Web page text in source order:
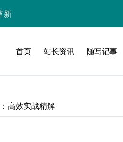
略
解析
首页 站长资讯 随写记事
高效实战精解